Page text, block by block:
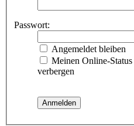
Passwort:
Angemeldet bleiben
Meinen Online-
verbergen